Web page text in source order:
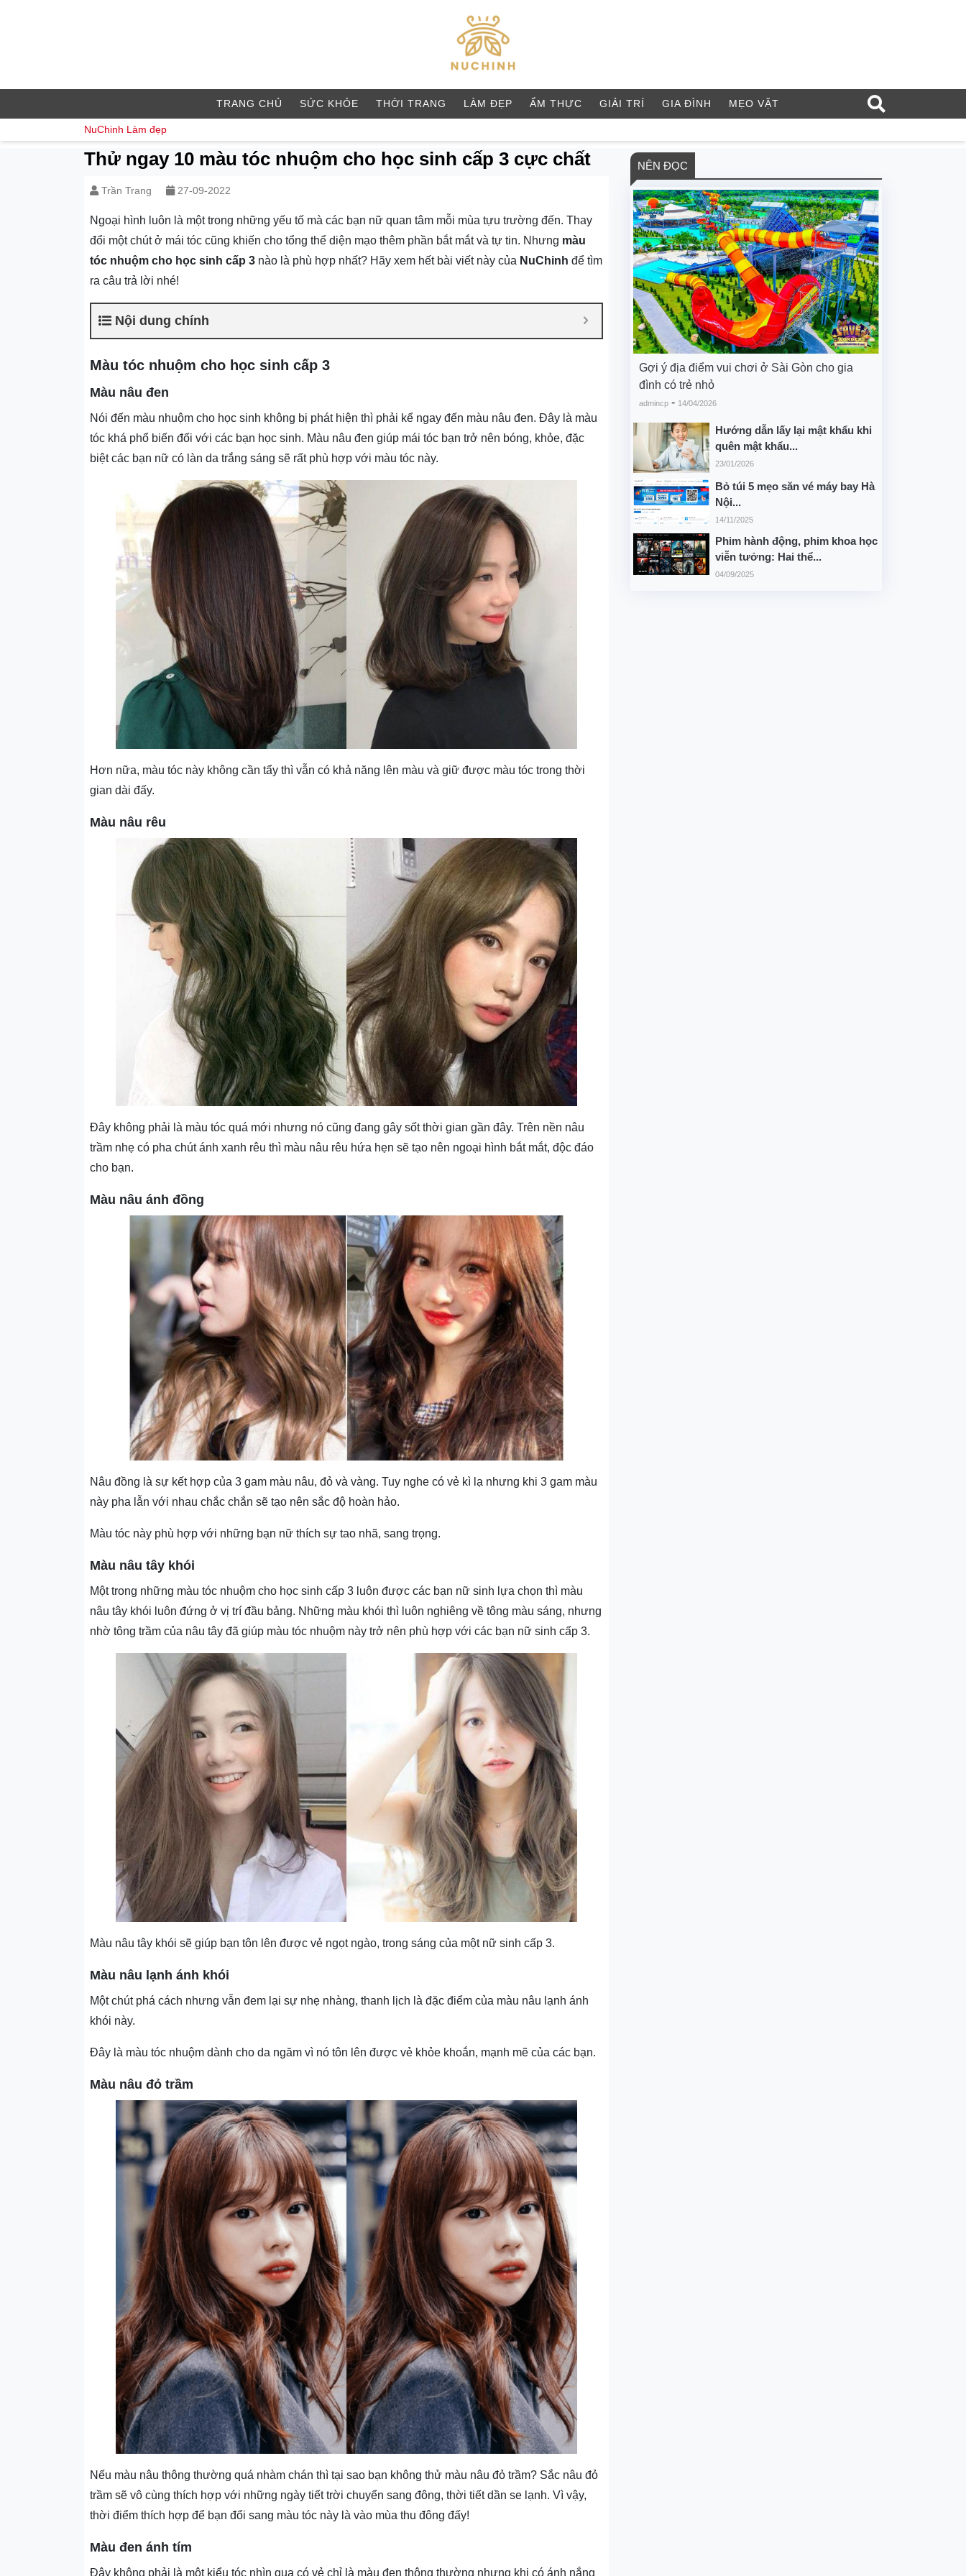
TRANG CHỦ SỨC KHỎE THỜI TRANG LÀM ĐẸP ẨM THỰC GIẢI TRÍ GIA ĐÌNH MẸO VẶT
NuChinh Làm đẹp
Thử ngay 10 màu tóc nhuộm cho học sinh cấp 3 cực chất
Trần Trang 27-09-2022
Ngoại hình luôn là một trong những yếu tố mà các bạn nữ quan tâm mỗi mùa tựu trường đến. Thay
đổi một chút ở mái tóc cũng khiến cho tổng thể diện mạo thêm phần bắt mắt và tự tin. Nhưng màu
tóc nhuộm cho học sinh cấp 3 nào là phù hợp nhất? Hãy xem hết bài viết này của NuChinh để tìm
ra câu trả lời nhé!
Nội dung chính
Màu tóc nhuộm cho học sinh cấp 3
Màu nâu đen
Nói đến màu nhuộm cho học sinh không bị phát hiện thì phải kể ngay đến màu nâu đen. Đây là màu
tóc khá phổ biến đối với các bạn học sinh. Màu nâu đen giúp mái tóc bạn trở nên bóng, khỏe, đặc
biệt các bạn nữ có làn da trắng sáng sẽ rất phù hợp với màu tóc này.
Hơn nữa, màu tóc này không cần tẩy thì vẫn có khả năng lên màu và giữ được màu tóc trong thời
gian dài đấy.
Màu nâu rêu
Đây không phải là màu tóc quá mới nhưng nó cũng đang gây sốt thời gian gần đây. Trên nền nâu
trầm nhẹ có pha chút ánh xanh rêu thì màu nâu rêu hứa hẹn sẽ tạo nên ngoại hình bắt mắt, độc đáo
cho bạn.
Màu nâu ánh đồng
Nâu đồng là sự kết hợp của 3 gam màu nâu, đỏ và vàng. Tuy nghe có vẻ kì lạ nhưng khi 3 gam màu
này pha lẫn với nhau chắc chắn sẽ tạo nên sắc độ hoàn hảo.
Màu tóc này phù hợp với những bạn nữ thích sự tao nhã, sang trọng.
Màu nâu tây khói
Một trong những màu tóc nhuộm cho học sinh cấp 3 luôn được các bạn nữ sinh lựa chọn thì màu
nâu tây khói luôn đứng ở vị trí đầu bảng. Những màu khói thì luôn nghiêng về tông màu sáng, nhưng
nhờ tông trầm của nâu tây đã giúp màu tóc nhuộm này trở nên phù hợp với các bạn nữ sinh cấp 3.
Màu nâu tây khói sẽ giúp bạn tôn lên được vẻ ngọt ngào, trong sáng của một nữ sinh cấp 3.
Màu nâu lạnh ánh khói
Một chút phá cách nhưng vẫn đem lại sự nhẹ nhàng, thanh lịch là đặc điểm của màu nâu lạnh ánh
khói này.
Đây là màu tóc nhuộm dành cho da ngăm vì nó tôn lên được vẻ khỏe khoắn, mạnh mẽ của các bạn.
Màu nâu đỏ trầm
Nếu màu nâu thông thường quá nhàm chán thì tại sao bạn không thử màu nâu đỏ trầm? Sắc nâu đỏ
trầm sẽ vô cùng thích hợp với những ngày tiết trời chuyển sang đông, thời tiết dần se lạnh. Vì vậy,
thời điểm thích hợp để bạn đổi sang màu tóc này là vào mùa thu đông đấy!
Màu đen ánh tím
Đây không phải là một kiểu tóc nhìn qua có vẻ chỉ là màu đen thông thường nhưng khi có ánh nắng
NÊN ĐỌC
Gợi ý địa điểm vui chơi ở Sài Gòn cho gia
đình có trẻ nhỏ
admincp - 14/04/2026
Hướng dẫn lấy lại mật khẩu khi
quên mật khẩu...
23/01/2026
Bỏ túi 5 mẹo săn vé máy bay Hà
Nội...
14/11/2025
Phim hành động, phim khoa học
viễn tưởng: Hai thể...
04/09/2025